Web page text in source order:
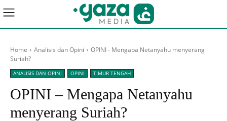
Home Analisis dan Opini
OPINI - Mengapa Netanyahu menyerang
Suriah?
ANALISIS DAN OPINI OPINI TIMUR TENGAH
OPINI – Mengapa Netanyahu
menyerang Suriah?